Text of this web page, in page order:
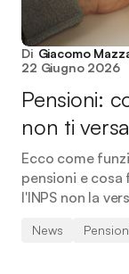
Di Giacomo
22 Giugno 2026
Pensioni:
non ti
Ecco come
pensioni e cosa
l'INPS non la
News Pensioni